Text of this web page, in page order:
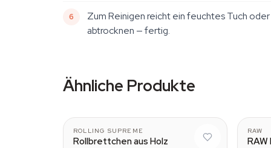
Zum Reinigen reicht ein feuchtes Tuch
abtrocknen — fertig.
Ähnliche Produkte
ROLLING SUPREME
Rollbrettchen aus Holz
RAW